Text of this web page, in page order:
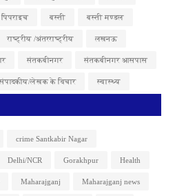
पिपराइच बस्ती बस्ती मण्डल
राष्ट्रीय /अंतरराष्ट्रीय लखनऊ
संतकबीनगर संतकबीनगर आसपास
संपादकीय/लेखक के विचार स्वास्थ्य
crime Santkabir Nagar
Delhi/NCR Gorakhpur Health
Maharajganj Maharajganj news